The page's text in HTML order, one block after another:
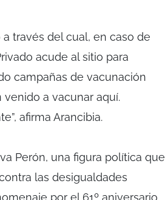
a través del cual, en caso de
acude al sitio para
campañas de vacunación
venido a vacunar aquí.
afirma Arancibia.
Perón, una figura política que
las desigualdades
por el 61º aniversario